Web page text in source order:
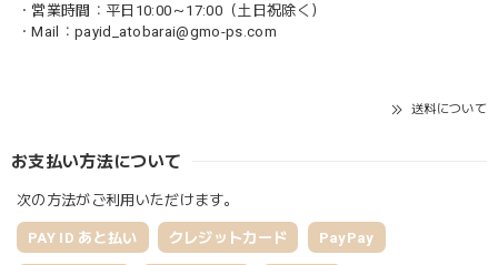
・営業時間：平日10:00～17:00（土日祝除く）
・Mail： payid_atobarai@gmo-ps.com
送料について
お支払い方法について
次の方法がご利用いただけます。
PAY ID あと払い クレジットカード PayPay